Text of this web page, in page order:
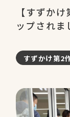
【すずか
ップされま
すずかけ第2